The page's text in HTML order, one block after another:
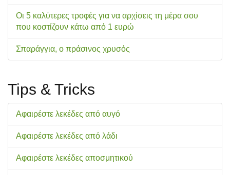
Οι 5 καλύτερες τροφές για να αρχίσεις τη μέρα σου
που κοστίζουν κάτω από 1 ευρώ
Σπαράγγια, ο πράσινος χρυσός
Tips & Tricks
Αφαιρέστε λεκέδες από αυγό
Αφαιρέστε λεκέδες από λάδι
Αφαιρέστε λεκέδες αποσμητικού